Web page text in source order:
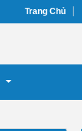
Trang Chủ